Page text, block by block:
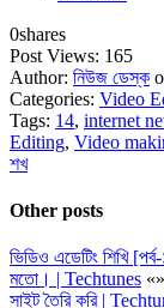
0shares
Post Views: 165
Author: নিউজ ডেস্ক
Categories: Video
Tags: 14, internet
Editing, Video
শখ
Other posts
ভিডিও এডেটিং শিখি
মতো। | Techtunes «»
সাইট তৈরি করি |